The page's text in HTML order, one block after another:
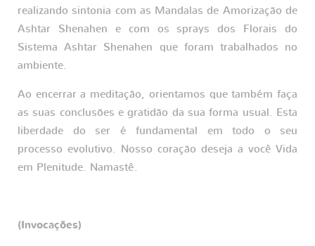
realizando sintonia com as Mandalas de Amorização de
Ashtar Shenahen e com os sprays dos Florais do
Sistema Ashtar Shenahen que foram trabalhados no
ambiente.
Ao encerrar a meditação, orientamos que também faça
as suas conclusões e gratidão da sua forma usual. Esta
liberdade do ser é fundamental em todo o seu
processo evolutivo. Nosso coração deseja a você Vida
em Plenitude. Namastê.
(Invocações)